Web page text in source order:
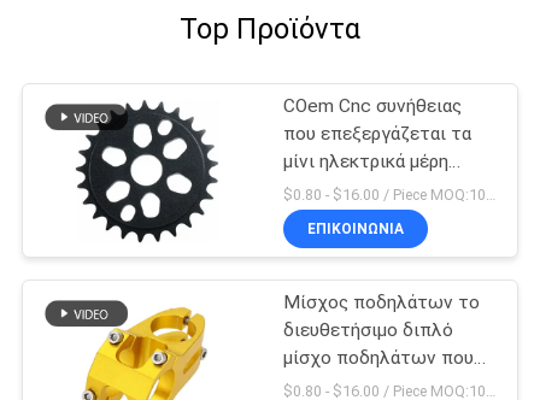
Top Προϊόντα
COem Cnc συνήθειας
που επεξεργάζεται τα
μίνι ηλεκτρικά μέρη
ποδηλάτων ρύπου
μερών στη μηχανή
ΕΠΙΚΟΙΝΩΝΊΑ
Μίσχος ποδηλάτων το
διευθετήσιμο διπλό
μίσχο ποδηλάτων που
κατασκευάζεται που